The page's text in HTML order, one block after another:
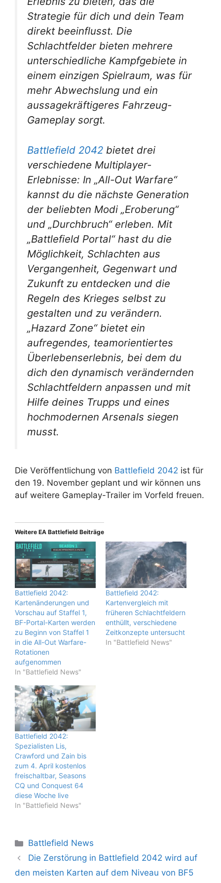
Strategie für dich und dein Team
direkt beeinflusst. Die
Schlachtfelder bieten mehrere
unterschiedliche Kampfgebiete in
einem einzigen Spielraum, was für
mehr Abwechslung und ein
aussagekräftigeres Fahrzeug-
Gameplay sorgt.
Battlefield 2042 bietet drei
verschiedene Multiplayer-
Erlebnisse: In „All-Out Warfare“
kannst du die nächste Generation
der beliebten Modi „Eroberung“
und „Durchbruch“ erleben. Mit
„Battlefield Portal“ hast du die
Möglichkeit, Schlachten aus
Vergangenheit, Gegenwart und
Zukunft zu entdecken und die
Regeln des Krieges selbst zu
gestalten und zu verändern.
„Hazard Zone“ bietet ein
aufregendes, teamorientiertes
Überlebenserlebnis, bei dem du
dich den dynamisch verändernden
Schlachtfeldern anpassen und mit
Hilfe deines Trupps und eines
hochmodernen Arsenals siegen
musst.
Die Veröffentlichung von Battlefield 2042 ist für
den 19. November geplant und wir können uns
auf weitere Gameplay-Trailer im Vorfeld freuen.
Weitere EA Battlefield Beiträge
Battlefield 2042:
Kartenänderungen und
Vorschau auf Staffel 1,
BF-Portal-Karten werden
zu Beginn von Staffel 1
in die All-Out Warfare-
Rotationen
aufgenommen
In "Battlefield News"
Battlefield 2042:
Kartenvergleich mit
früheren Schlachtfeldern
enthüllt, verschiedene
Zeitkonzepte untersucht
In "Battlefield News"
Battlefield 2042:
Spezialisten Lis,
Crawford und Zain bis
zum 4. April kostenlos
freischaltbar, Seasons
CQ und Conquest 64
diese Woche live
In "Battlefield News"
Kategorien
Battlefield News
Die Zerstörung in Battlefield 2042 wird auf
den meisten Karten auf dem Niveau von BF5